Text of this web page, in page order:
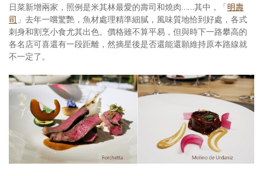
日菜新增兩家，照例是米其林最愛的壽司和燒肉……其中，「明壽
司 」去年一嚐驚艷，魚材處理精準細膩，風味質地恰到好處， 各式
刺身和割烹小食尤其出色。 價格雖不算平易，但與時下一路攀高的
各名店可喜還有一段距離，然摘星後是否還能還願維持原本路線就
不一定了。